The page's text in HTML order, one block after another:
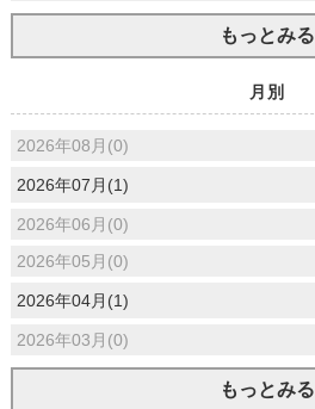
もっとみる
月別
2026年08月(0)
2026年07月(1)
2026年06月(0)
2026年05月(0)
2026年04月(1)
2026年03月(0)
もっとみる